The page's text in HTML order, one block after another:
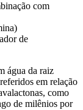
com
de
água da raiz
em relação
como
de milênios por